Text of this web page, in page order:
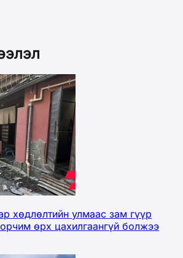
хөдлөлтийн улмаас зам гүүр
өрх цахилгаангүй болжээ